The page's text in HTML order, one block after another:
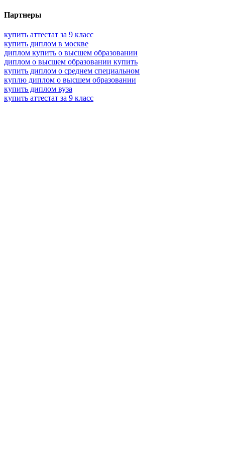
Партнеры
купить аттестат за 9 класс
купить диплом в москве
диплом купить о высшем образовании
диплом о высшем образовании купить
купить диплом о среднем специальном
куплю диплом о высшем образовании
купить диплом вуза
купить аттестат за 9 класс